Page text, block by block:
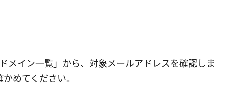
メイン一覧」から、対象メールアドレスを確認しま
めてください。